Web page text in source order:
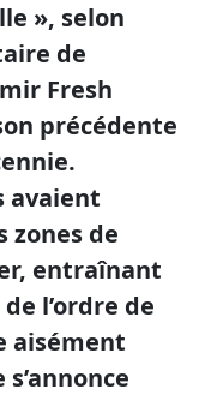
», selon
de
Fresh
précédente
avaient
zones de
entraînant
l’ordre de
aisément